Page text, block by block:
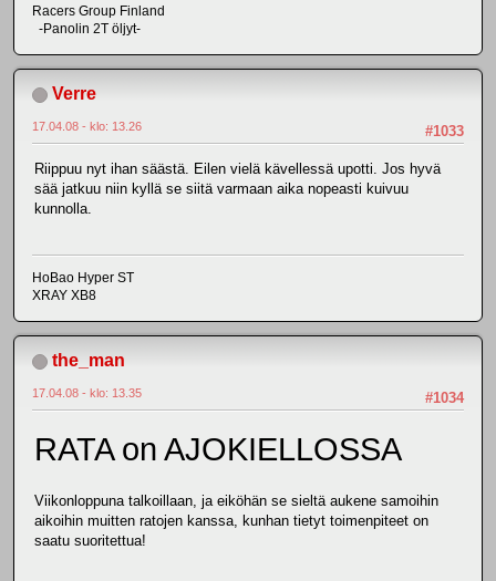
Racers Group Finland
-Panolin 2T öljyt-
Verre
#1033
17.04.08 - klo: 13.26
Riippuu nyt ihan säästä. Eilen vielä kävellessä upotti. Jos hyvä
sää jatkuu niin kyllä se siitä varmaan aika nopeasti kuivuu
kunnolla.
HoBao Hyper ST
XRAY XB8
the_man
#1034
17.04.08 - klo: 13.35
RATA on AJOKIELLOSSA
Viikonloppuna talkoillaan, ja eiköhän se sieltä aukene samoihin
aikoihin muitten ratojen kanssa, kunhan tietyt toimenpiteet on
saatu suoritettua!